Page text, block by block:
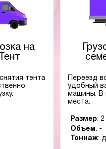
на
тента
Переезд
удобный
машины. В
места.
Размер: 2
Объем: -
Тоннаж: